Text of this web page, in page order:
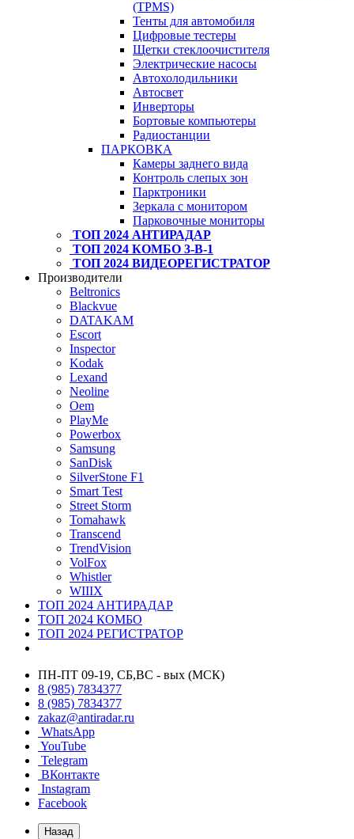
(TPMS)
Тенты для автомобиля
Цифровые тестеры
Щетки стеклоочистителя
Электрические насосы
Автохолодильники
Автосвет
Инверторы
Бортовые компьютеры
Радиостанции
ПАРКОВКА
Камеры заднего вида
Контроль слепых зон
Парктроники
Зеркала с монитором
Парковочные мониторы
ТОП 2024 АНТИРАДАР
ТОП 2024 КОМБО 3-В-1
ТОП 2024 ВИДЕОРЕГИСТРАТОР
Производители
Beltronics
Blackvue
DATAKAM
Escort
Inspector
Kodak
Lexand
Neoline
Oem
PlayMe
Powerbox
Samsung
SanDisk
SilverStone F1
Smart Test
Street Storm
Tomahawk
Transcend
TrendVision
VolFox
Whistler
WIIIX
ТОП 2024 АНТИРАДАР
ТОП 2024 КОМБО
ТОП 2024 РЕГИСТРАТОР
ПН-ПТ 09-19, СБ,ВС - вых (МСК)
8 (985) 7834377
8 (985) 7834377
zakaz@antiradar.ru
WhatsApp
YouTube
Telegram
ВКонтакте
Instagram
Facebook
Назад